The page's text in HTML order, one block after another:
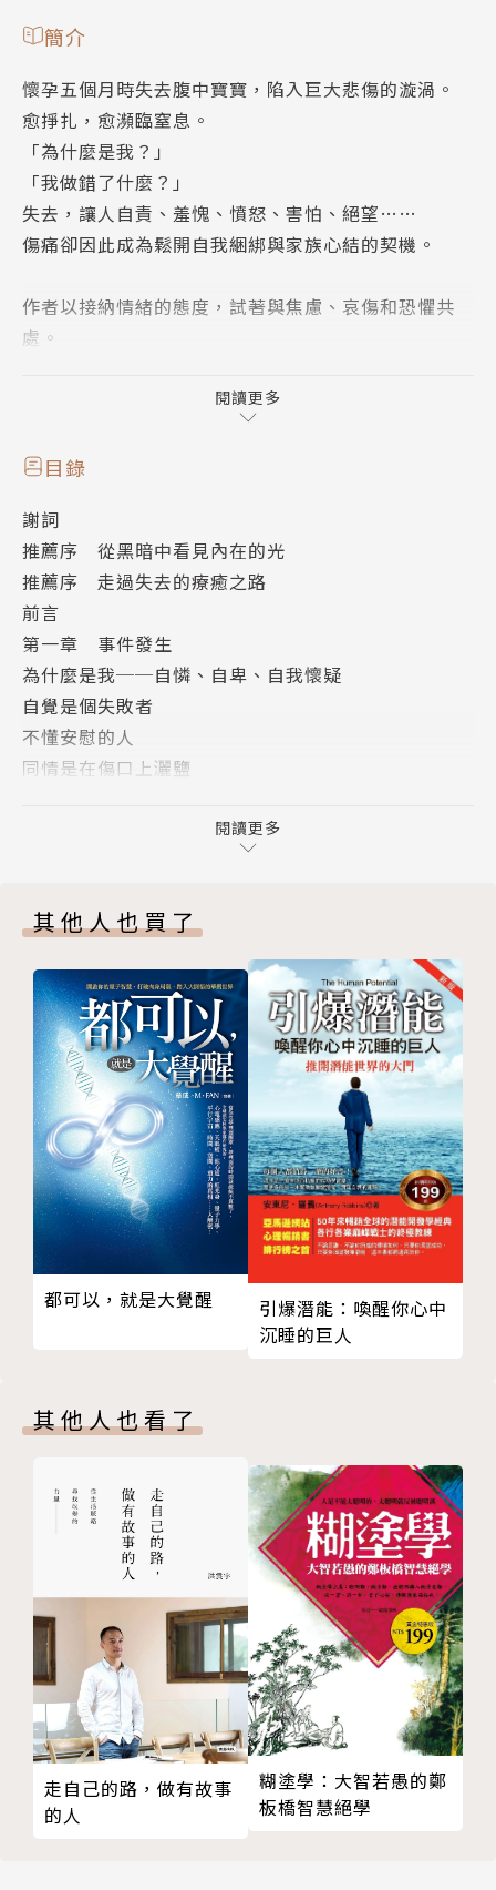
簡介
懷孕五個月時失去腹中寶寶，陷入巨大悲傷的漩渦。
愈掙扎，愈瀕臨窒息。
「為什麼是我？」
「我做錯了什麼？」
失去，讓人自責、羞愧、憤怒、害怕、絕望……
傷痛卻因此成為鬆開自我綑綁與家族心結的契機。
作者以接納情緒的態度，試著與焦慮、哀傷和恐懼共
處。
反而能讓心變得柔軟、同理別人，更加活在愛與親密連
集體觀念改變之後，個人的生活也會愈來愈好。活著的
人並沒有遺忘死者，還在協助他／她們完成未竟之事；
已經逝去的也在療癒著在世的人，幫助我們如何──真
正活著。」
作者簡介
Claire Chien
現自己不適合高度競爭的商業環境，從此踏上了自我探
2007年初到英國攻讀專業的心理治療與心理占星課
程。
倫敦攝政學院Regent’s College（原隸屬於英國威爾
斯大學，現已改制為倫敦攝政大學Regent’s Univers
ity London）心理治療＆諮商碩士學位。
倫敦心理諮商與心理治療教育學院（Centre for Coun
selling and Psychotherapy Education）學士後超
人格心理學解夢文憑課程（Post Graduate Diploma
in Spiritual Guidance through Transpersonal Dre
amwork）。
國際占星大師親身講授的文憑課程。
擁有多年一對一心理諮商、心理占星教學與命盤諮詢的
經驗。目前與先生定居英國。
閱讀更多
目錄
謝詞
推薦序 從黑暗中看見內在的光
推薦序 走過失去的療癒之路
前言
第一章 事件發生
為什麼是我──自憐、自卑、自我懷疑
自覺是個失敗者
不懂安慰的人
同情是在傷口上灑鹽
憤怒的隔壁通常住著「責備」
哀悼的方式沒有對或錯
沒選擇中的選擇
再次面對恐懼
黑暗總會過去
第三章 失而獲得
生命殘酷，上天慈悲
掙扎，才能創造出新生命
放手、放手、放手
展現脆弱，體會親密
破碎的心反而拼出更大的心形
洗滌出生命中最重要的事
第四章 家族女性的故事
梅杜莎故事的完結篇──女性能量的淨化＆救贖
結語
閱讀更多
其他人也買了
都可以，就是大覺醒
引爆潛能：喚醒你心中
沉睡的巨人
其他人也看了
走自己的路，做有故事
的人
糊塗學：大智若愚的鄭
板橋智慧絕學